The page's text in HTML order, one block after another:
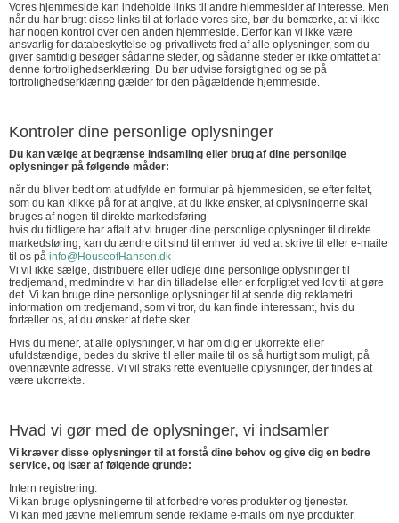
Vores hjemmeside kan indeholde links til andre hjemmesider af interesse. Men
når du har brugt disse links til at forlade vores site, bør du bemærke, at vi ikke
har nogen kontrol over den anden hjemmeside. Derfor kan vi ikke være
ansvarlig for databeskyttelse og privatlivets fred af alle oplysninger, som du
giver samtidig besøger sådanne steder, og sådanne steder er ikke omfattet af
denne fortrolighedserklæring. Du bør udvise forsigtighed og se på
fortrolighedserklæring gælder for den pågældende hjemmeside.
Kontroler dine personlige oplysninger
Du kan vælge at begrænse indsamling eller brug af dine personlige
oplysninger på følgende måder:
når du bliver bedt om at udfylde en formular på hjemmesiden, se efter feltet,
som du kan klikke på for at angive, at du ikke ønsker, at oplysningerne skal
bruges af nogen til direkte markedsføring
hvis du tidligere har aftalt at vi bruger dine personlige oplysninger til direkte
markedsføring, kan du ændre dit sind til enhver tid ved at skrive til eller e-maile
til os på info@HouseofHansen.dk
Vi vil ikke sælge, distribuere eller udleje dine personlige oplysninger til
tredjemand, medmindre vi har din tilladelse eller er forpligtet ved lov til at gøre
det. Vi kan bruge dine personlige oplysninger til at sende dig reklamefri
information om tredjemand, som vi tror, ​​du kan finde interessant, hvis du
fortæller os, at du ønsker at dette sker.
Hvis du mener, at alle oplysninger, vi har om dig er ukorrekte eller
ufuldstændige, bedes du skrive til eller maile til os så hurtigt som muligt, på
ovennævnte adresse. Vi vil straks rette eventuelle oplysninger, der findes at
være ukorrekte.
Hvad vi gør med de oplysninger, vi indsamler
Vi kræver disse oplysninger til at forstå dine behov og give dig en bedre
service, og især af følgende grunde:
Intern registrering.
Vi kan bruge oplysningerne til at forbedre vores produkter og tjenester.
Vi kan med jævne mellemrum sende reklame e-mails om nye produkter,